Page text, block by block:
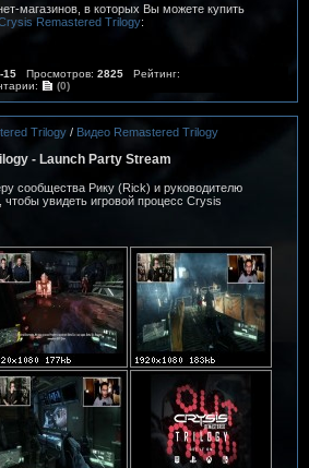
магазинов, в которых Вы можете купить
Remastered Trilogy:
15 Просмотров: 2825 Рейтинг:
(0)
Trilogy / Видео Remastered Trilogy
- Launch Party Stream
сообщества Рику (Rick) и руководителю
увидеть игровой процесс Crysis